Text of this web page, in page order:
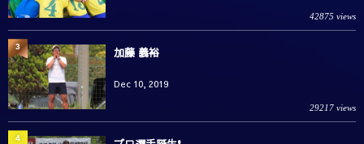
42875 views
加藤 義裕
Dec 10, 2019
29217 views
3
4